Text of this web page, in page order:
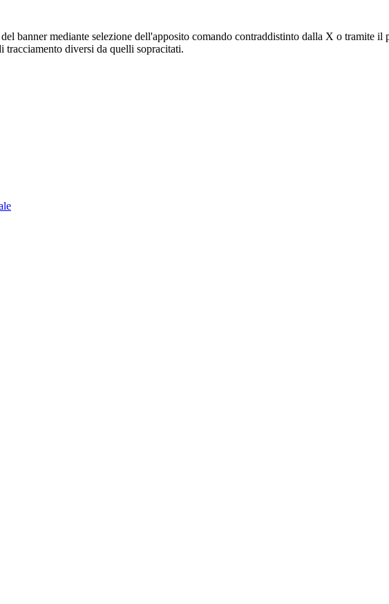
banner mediante selezione dell'apposito comando contraddistinto dalla X o tramite
tracciamento diversi da quelli sopracitati.